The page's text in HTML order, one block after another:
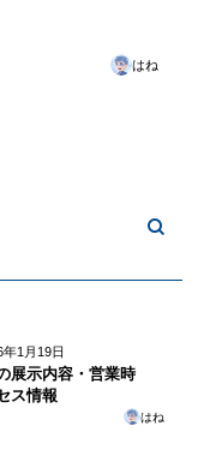
はね
年1月19日
展示内容・営業時
ス情報
はね